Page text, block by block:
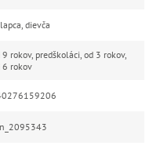
dievča
9 rokov, predškoláci, od 3 rokov,
6 rokov